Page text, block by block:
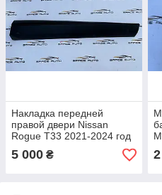
Накладка передней
правой двери Nissan
Rogue T33 2021-2024 год
б/у оригинал без
дефектов в отличном
5 000 ₴